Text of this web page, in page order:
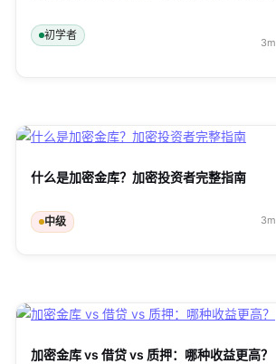
初学者
3m
什么是加密金库？加密投资者完整指南
中级 3m
加密金库 vs 借贷 vs 质押：哪种收益更高？